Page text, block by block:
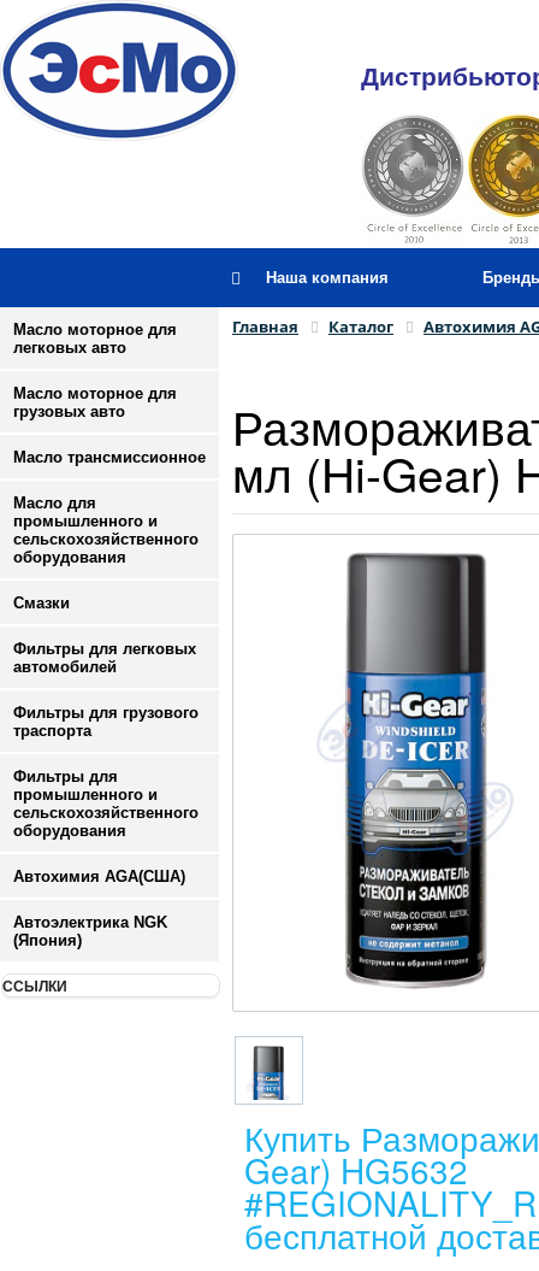
Наша компания
Масло моторное для
легковых авто
Масло моторное для
грузовых авто
Масло трансмиссионное
Масло для
промышленного и
сельскохозяйственного
оборудования
Смазки
Фильтры для легковых
автомобилей
Фильтры для грузового
траспорта
Фильтры для
промышленного и
сельскохозяйственного
оборудования
Автохимия AGA(США)
Автоэлектрика NGK
(Япония)
ССЫЛКИ
Главная Каталог Автохимия
мл (Hi-Gear)
Купить
Gear) HG5632
бесплатной